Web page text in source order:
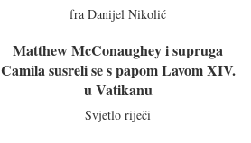
fra Danijel Nikolić
Matthew McConaughey i supruga
Camila susreli se s papom Lavom XIV.
u Vatikanu
Svjetlo riječi